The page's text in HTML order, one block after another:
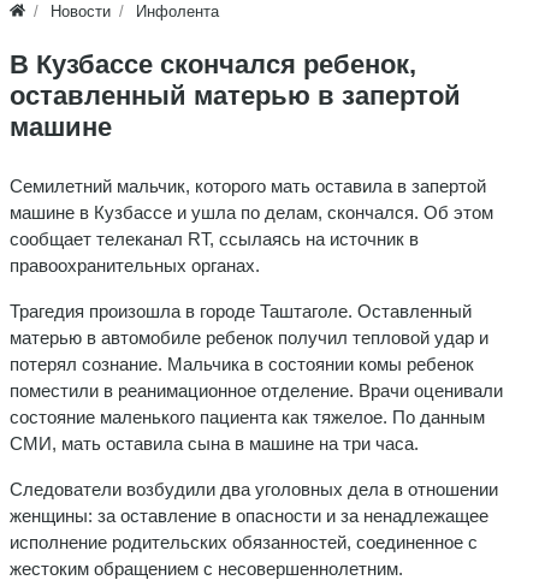
Новости Инфолента
В Кузбассе скончался ребенок,
оставленный матерью в запертой
машине
Семилетний мальчик, которого мать оставила в запертой
машине в Кузбассе и ушла по делам, скончался. Об этом
сообщает телеканал RT, ссылаясь на источник в
правоохранительных органах.
Трагедия произошла в городе Таштаголе. Оставленный
матерью в автомобиле ребенок получил тепловой удар и
потерял сознание. Мальчика в состоянии комы ребенок
поместили в реанимационное отделение. Врачи оценивали
состояние маленького пациента как тяжелое. По данным
СМИ, мать оставила сына в машине на три часа.
Следователи возбудили два уголовных дела в отношении
женщины: за оставление в опасности и за ненадлежащее
исполнение родительских обязанностей, соединенное с
жестоким обращением с несовершеннолетним.